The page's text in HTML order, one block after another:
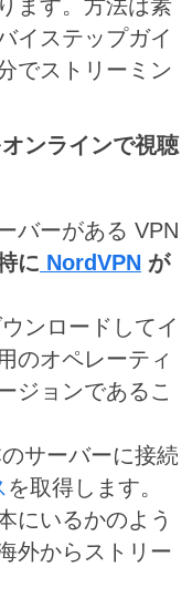
ます。方法は素
イステップガイ
でストリーミン
ンラインで視聴
バーがある VPN
に NordVPN が
ンロードしてイ
のオペレーティ
ジョンであるこ
サーバーに接続
を取得します。
にいるかのよう
外からストリー